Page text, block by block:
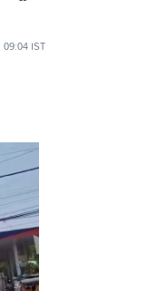
IST